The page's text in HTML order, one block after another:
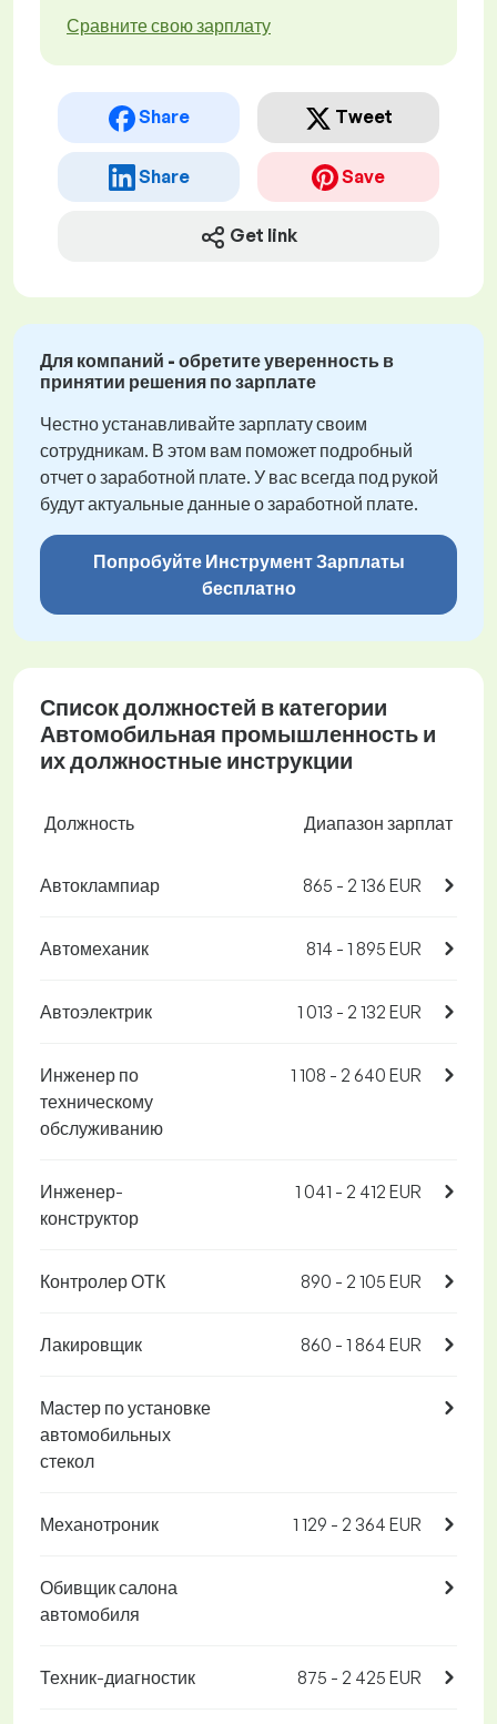
Сравните свою зарплату
Share Tweet
Share Save
Get link
Для компаний - обретите уверенность в
принятии решения по зарплате
Честно устанавливайте зарплату своим
сотрудникам. В этом вам поможет подробный
отчет о заработной плате. У вас всегда под рукой
будут актуальные данные о заработной плате.
Попробуйте Инструмент Зарплаты
бесплатно
Список должностей в категории
Автомобильная промышленность и
их должностные инструкции
Должность Диапазон зарплат
Автоклампиар 865 - 2 136 EUR
Автомеханик 814 - 1 895 EUR
Автоэлектрик 1 013 - 2 132 EUR
Инженер по
техническому
обслуживанию
1 108 - 2 640 EUR
Инженер-
конструктор
1 041 - 2 412 EUR
Контролер ОТК 890 - 2 105 EUR
Лакировщик 860 - 1 864 EUR
Мастер по установке
автомобильных
стекол
Механотроник 1 129 - 2 364 EUR
Обивщик салона
автомобиля
Техник-диагностик 875 - 2 425 EUR